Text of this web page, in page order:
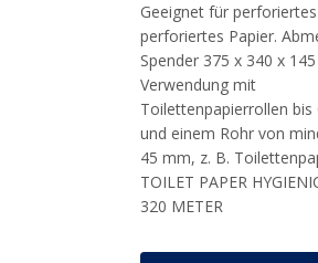
Geeignet für
perforiertes Papier.
Spender 375 x 340 x
Verwendung mit
Toilettenpapierrollen
und einem Rohr von
45 mm, z. B.
TOILET PAPER
320 METER